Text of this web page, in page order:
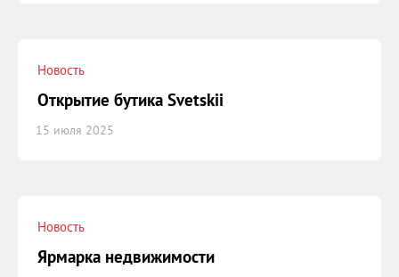
Новость
Открытие бутика Svetskii
15 июля 2025
Новость
Ярмарка недвижимости